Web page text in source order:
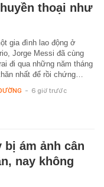
thoại như
gia đình lao động ở
Jorge Messi đã cùng
đi qua những năm tháng
nhất để rồi chứng…
- 6 giờ trước
ám ảnh cân
nay không